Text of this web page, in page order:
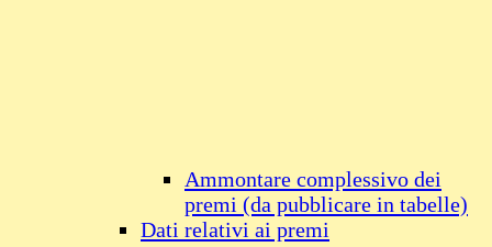
Ammontare complessivo dei
premi (da pubblicare in tabelle)
Dati relativi ai premi